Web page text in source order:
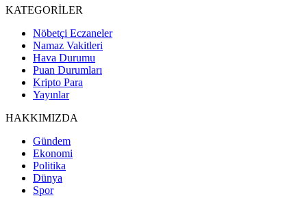
KATEGORİLER
Nöbetçi Eczaneler
Namaz Vakitleri
Hava Durumu
Puan Durumları
Kripto Para
Yayınlar
HAKKIMIZDA
Gündem
Ekonomi
Politika
Dünya
Spor